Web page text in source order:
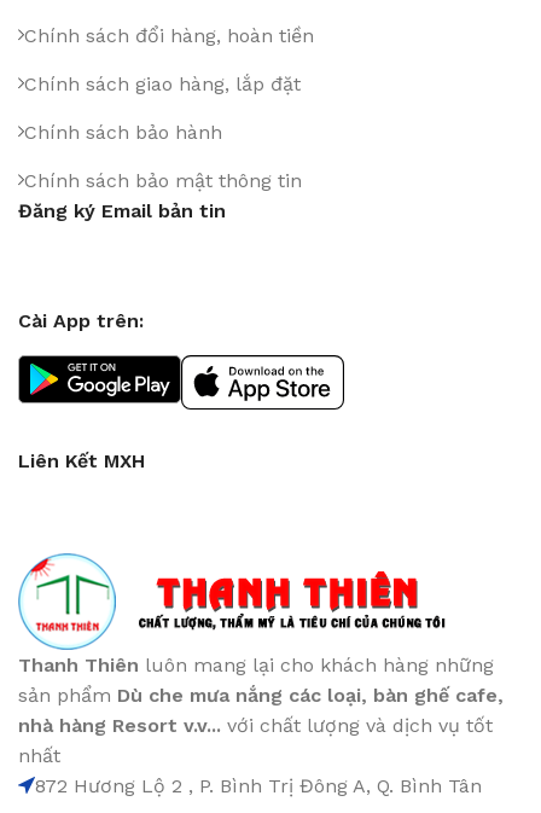
Chính sách đổi hàng, hoàn tiền
Chính sách giao hàng, lắp đặt
Chính sách bảo hành
Chính sách bảo mật thông tin
Đăng ký Email bản tin
Cài App trên:
Liên Kết MXH
Thanh Thiên luôn mang lại cho khách hàng những
sản phẩm Dù che mưa nắng các loại, bàn ghế cafe,
nhà hàng Resort v.v... với chất lượng và dịch vụ tốt
nhất
872 Hương Lộ 2 , P. Bình Trị Đông A, Q. Bình Tân